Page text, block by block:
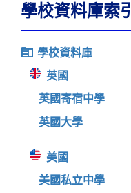
學校資料庫索引
學校資料庫
英國
英國寄宿中學
英國大學
美國
美國私立中學